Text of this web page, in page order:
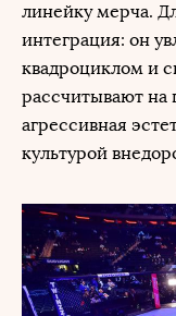
линейку мерча.
интеграция: он
квадроциклом и
рассчитывают на
агрессивная
культурой